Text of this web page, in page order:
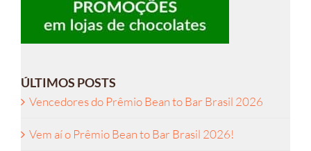
ÚLTIMOS POSTS
Vencedores do Prêmio Bean to Bar Brasil 2026
Vem aí o Prêmio Bean to Bar Brasil 2026!